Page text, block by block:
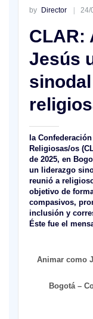
by Director 24/
CLAR:
Jesús
la
Religiosas/os
de 2025, en
un liderazgo
reunió a
objetivo de
compasivos,
inclusión y
Éste fue el
Animar como
Bogotá –